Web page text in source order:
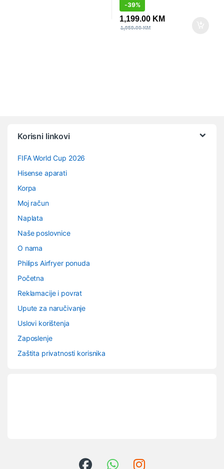
-39%
1,199.00 KM
1,959.00KM
Korisni linkovi
FIFA World Cup 2026
Hisense aparati
Korpa
Moj račun
Naplata
Naše poslovnice
O nama
Philips Airfryer ponuda
Početna
Reklamacije i povrat
Upute za naručivanje
Uslovi korištenja
Zaposlenje
Zaštita privatnosti korisnika